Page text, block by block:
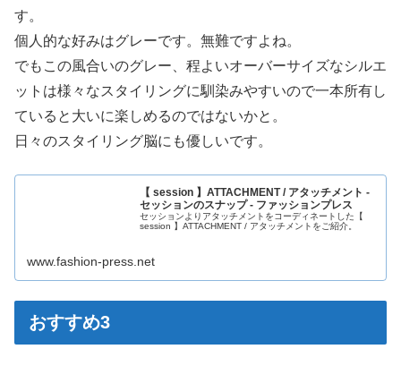
す。
個人的な好みはグレーです。無難ですよね。
でもこの風合いのグレー、程よいオーバーサイズなシルエ
ットは様々なスタイリングに馴染みやすいので一本所有し
ていると大いに楽しめるのではないかと。
日々のスタイリング脳にも優しいです。
【 session 】ATTACHMENT / アタッチメント -
セッションのスナップ - ファッションプレス
セッションよりアタッチメントをコーディネートした【
session 】ATTACHMENT / アタッチメントをご紹介。
www.fashion-press.net
おすすめ3